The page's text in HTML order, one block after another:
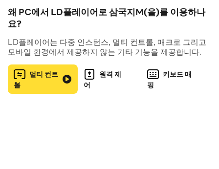
세상 모든 전략의 정점에 선 현존 최고의 삼국 SLG
▶ 1만 연맹 5000만 대군의 치열한 관도대전, 삼국 전쟁 그
자체!
예선부터 결승까지 삼국 최강의 연맹을 가리는 전서버 연맹
대전
▶ 장수의 역할을 뛰어넘다, 삼국지 시뮬레이션 그 자체!
무력, 지략 등 고유특성을 가진 300여종의 장수 수집 및 육
왜 PC에서 LD플레이어로 삼국지M(을)를 이용하나
요?
LD플레이어는 다중 인스턴스, 멀티 컨트롤, 매크로 그리고
모바일 환경에서 제공하지 않는 기타 기능을 제공합니다.
멀티 컨트
롤
원격 제
어
키보드 매
핑